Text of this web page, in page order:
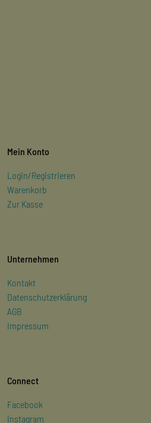
Mein Konto
Login/Registrieren
Warenkorb
Zur Kasse
Unternehmen
Kontakt
Datenschutzerklärung
AGB
Impressum
Connect
Facebook
Instagram